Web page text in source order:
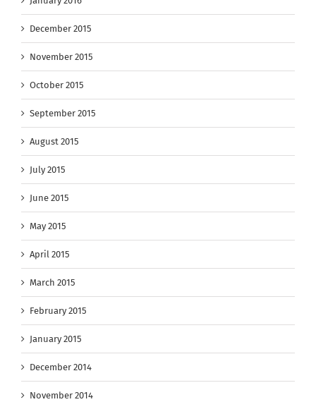
December 2015
November 2015
October 2015
September 2015
August 2015
July 2015
June 2015
May 2015
April 2015
March 2015
February 2015
January 2015
December 2014
November 2014